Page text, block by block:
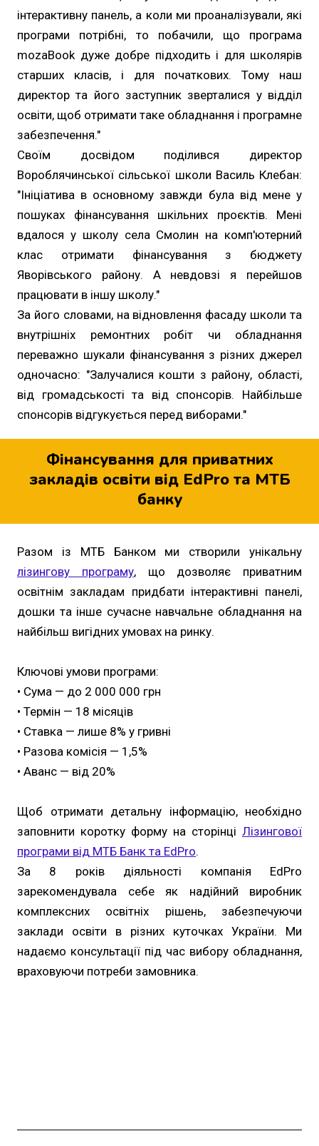
інтерактивну панель, а коли ми проаналізували, які
програми потрібні, то побачили, що програма
mozaBook дуже добре підходить і для школярів
старших класів, і для початкових. Тому наш
директор та його заступник зверталися у відділ
освіти, щоб отримати таке обладнання і програмне
забезпечення."
Своїм досвідом поділився директор
Вороблячинської сільської школи Василь Клебан:
"Ініціатива в основному завжди була від мене у
пошуках фінансування шкільних проєктів. Мені
вдалося у школу села Смолин на комп'ютерний
клас отримати фінансування з бюджету
Яворівського району. А невдовзі я перейшов
працювати в іншу школу."
За його словами, на відновлення фасаду школи та
внутрішніх ремонтних робіт чи обладнання
переважно шукали фінансування з різних джерел
одночасно: "Залучалися кошти з району, області,
від громадськості та від спонсорів. Найбільше
спонсорів відгукується перед виборами."
Фінансування для приватних
закладів освіти від EdPro та МТБ
банку
Разом із МТБ Банком ми створили унікальну
лізингову програму, що дозволяє приватним
освітнім закладам придбати інтерактивні панелі,
дошки та інше сучасне навчальне обладнання на
найбільш вигідних умовах на ринку.
Ключові умови програми:
• Сума — до 2 000 000 грн
• Термін — 18 місяців
• Ставка — лише 8% у гривні
• Разова комісія — 1,5%
• Аванс — від 20%
Щоб отримати детальну інформацію, необхідно
заповнити коротку форму на сторінці Лізингової
програми від МТБ Банк та EdPro.
За 8 років діяльності компанія EdPro
зарекомендувала себе як надійний виробник
комплексних освітніх рішень, забезпечуючи
заклади освіти в різних куточках України. Ми
надаємо консультації під час вибору обладнання,
враховуючи потреби замовника.